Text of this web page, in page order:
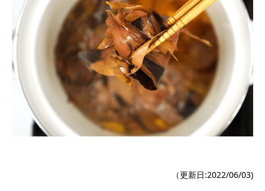
（更新日:2022/06/03)